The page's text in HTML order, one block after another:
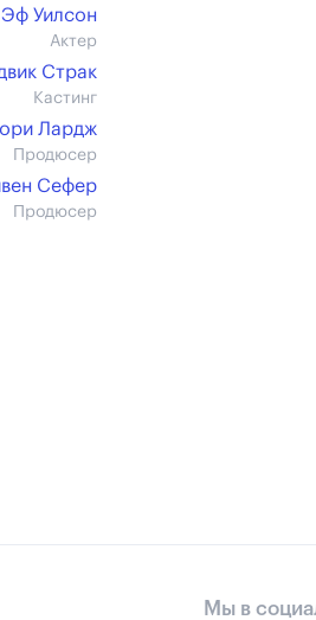
Уилсон
Актер
Страк
Кастинг
Лардж
Продюсер
Сефер
Продюсер
Мы в